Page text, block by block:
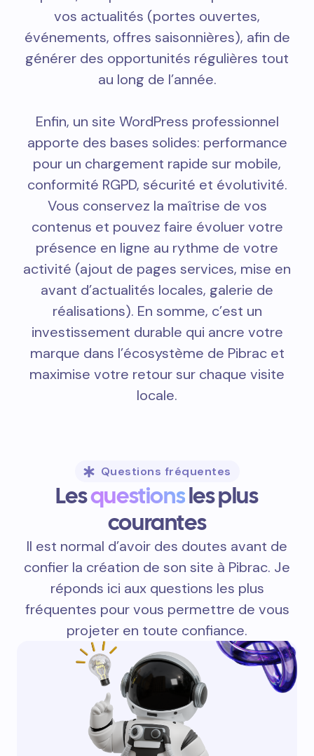
vos actualités (portes ouvertes,
événements, offres saisonnières), afin de
générer des opportunités régulières tout
au long de l’année.
Enfin, un site WordPress professionnel
apporte des bases solides: performance
pour un chargement rapide sur mobile,
conformité RGPD, sécurité et évolutivité.
Vous conservez la maîtrise de vos
contenus et pouvez faire évoluer votre
présence en ligne au rythme de votre
activité (ajout de pages services, mise en
avant d’actualités locales, galerie de
réalisations). En somme, c’est un
investissement durable qui ancre votre
marque dans l’écosystème de Pibrac et
maximise votre retour sur chaque visite
locale.
Questions fréquentes
Lesquestionsles plus
courantes
Il est normal d’avoir des doutes avant de
confier la création de son site à Pibrac. Je
réponds ici aux questions les plus
fréquentes pour vous permettre de vous
projeter en toute confiance.